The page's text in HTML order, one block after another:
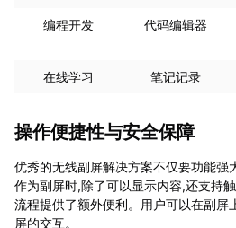
编程开发 代码编辑器
在线学习 笔记记录
操作便捷性与安全保障
优秀的无线副屏解决方案不仅要功能强
作为副屏时,除了可以显示内容,还支持
流程提供了额外便利。用户可以在副屏
屏的交互。